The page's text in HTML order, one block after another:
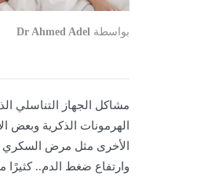
بواسطة Dr Ahmed Adel
مشاكل الجهاز التناسلي
الهرمونات الذكرية وبعض
الأخرى مثل مرض السكري
وارتفاع ضغط الدم.. كثيرًا